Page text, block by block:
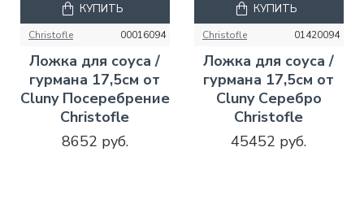
Christofle 00016094
Ложка для соуса /
гурмана 17,5см от
Cluny Посеребрение
Christofle
8652 руб.
КУПИТЬ
Christofle 01420094
Ложка для соуса /
гурмана 17,5см от
Cluny Серебро
Christofle
45452 руб.
КУПИТЬ